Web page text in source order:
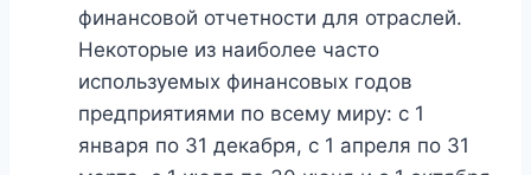
финансовой отчетности для отраслей.
Некоторые из наиболее часто
используемых финансовых годов
предприятиями по всему миру: с 1
января по 31 декабря, с 1 апреля по 31